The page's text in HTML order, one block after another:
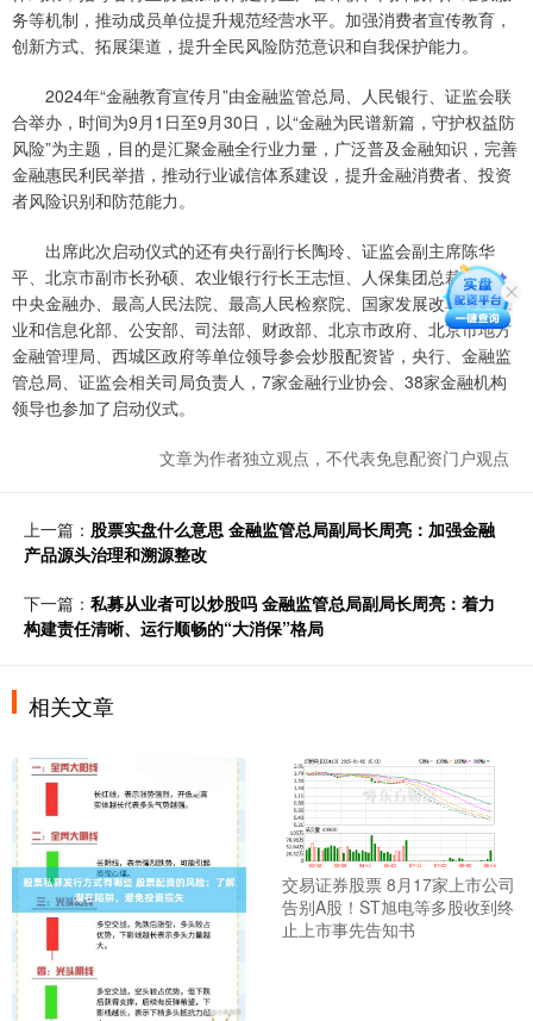
务等机制，推动成员单位提升规范经营水平。加强消费者宣传教育，
创新方式、拓展渠道，提升全民风险防范意识和自我保护能力。
2024年“金融教育宣传月”由金融监管总局、人民银行、证监会联
合举办，时间为9月1日至9月30日，以“金融为民谱新篇，守护权益防
风险”为主题，目的是汇聚金融全行业力量，广泛普及金融知识，完善
金融惠民利民举措，推动行业诚信体系建设，提升金融消费者、投资
者风险识别和防范能力。
出席此次启动仪式的还有央行副行长陶玲、证监会副主席陈华
平、北京市副市长孙硕、农业银行行长王志恒、人保集团总裁赵鹏，
中央金融办、最高人民法院、最高人民检察院、国家发展改革委、工
业和信息化部、公安部、司法部、财政部、北京市政府、北京市地方
金融管理局、西城区政府等单位领导参会炒股配资皆，央行、金融监
管总局、证监会相关司局负责人，7家金融行业协会、38家金融机构
领导也参加了启动仪式。
文章为作者独立观点，不代表免息配资门户观点
上一篇： 股票实盘什么意思 金融监管总局副局长周亮：加强金融
产品源头治理和溯源整改
下一篇： 私募从业者可以炒股吗 金融监管总局副局长周亮：着力
构建责任清晰、运行顺畅的“大消保”格局
相关文章
交易证券股票 8月17家上市公司
告别A股！ST旭电等多股收到终
止上市事先告知书